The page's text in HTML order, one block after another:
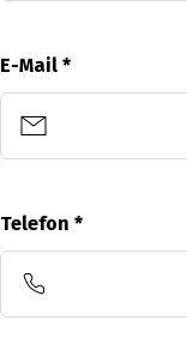
E-Mail *
Telefon *